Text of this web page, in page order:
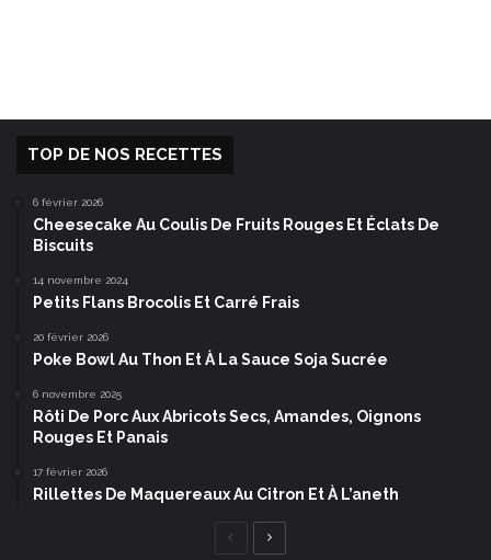
TOP DE NOS RECETTES
6 février 2026
Cheesecake Au Coulis De Fruits Rouges Et Éclats De
Biscuits
14 novembre 2024
Petits Flans Brocolis Et Carré Frais
20 février 2026
Poke Bowl Au Thon Et À La Sauce Soja Sucrée
6 novembre 2025
Rôti De Porc Aux Abricots Secs, Amandes, Oignons
Rouges Et Panais
17 février 2026
Rillettes De Maquereaux Au Citron Et À L’aneth
Page